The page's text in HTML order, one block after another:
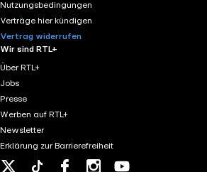
Nutzungsbedingungen
Verträge hier kündigen
Vertrag widerrufen
Wir sind RTL+
Über RTL+
Jobs
Presse
Werben auf RTL+
Newsletter
Erklärung zur Barrierefreiheit
Tiktok FacebookInstagram